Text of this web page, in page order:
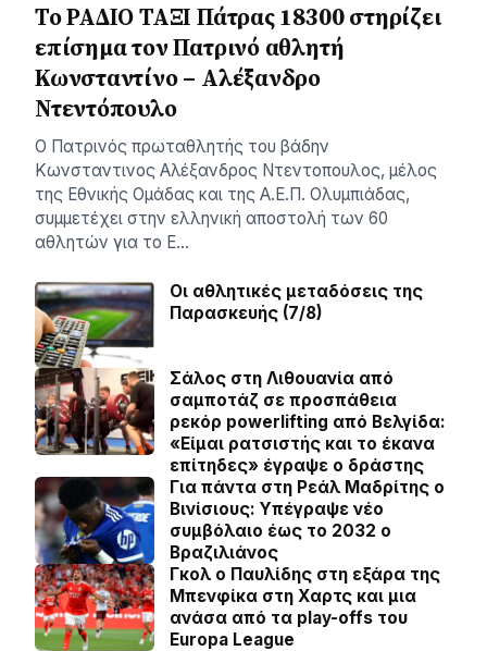
Το ΡΑΔΙΟ ΤΑΞΙ Πάτρας 18300 στηρίζει
επίσημα τον Πατρινό αθλητή
Κωνσταντίνο – Αλέξανδρο
Ντεντόπουλο
Ο Πατρινός πρωταθλητής του βάδην
Κωνσταντινος Αλέξανδρος Ντεντοπουλος, μέλος
της Εθνικής Ομάδας και της Α.Ε.Π. Ολυμπιάδας,
συμμετέχει στην ελληνική αποστολή των 60
αθλητών για το Ε…
Οι αθλητικές μεταδόσεις της
Παρασκευής (7/8)
Σάλος στη Λιθουανία από
σαμποτάζ σε προσπάθεια
ρεκόρ powerlifting από Βελγίδα:
«Είμαι ρατσιστής και το έκανα
επίτηδες» έγραψε ο δράστης
Για πάντα στη Ρεάλ Μαδρίτης ο
Βινίσιους: Yπέγραψε νέο
συμβόλαιο έως το 2032 ο
Βραζιλιάνος
Γκολ ο Παυλίδης στη εξάρα της
Μπενφίκα στη Χαρτς και μια
ανάσα από τα play-offs του
Europa League